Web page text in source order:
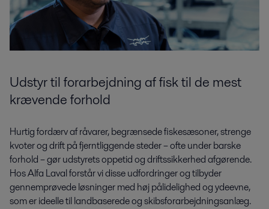
Udstyr til forarbejdning af fisk til de mest
krævende forhold
Hurtig fordærv af råvarer, begrænsede fiskesæsoner, strenge
kvoter og drift på fjerntliggende steder – ofte under barske
forhold – gør udstyrets oppetid og driftssikkerhed afgørende.
Hos Alfa Laval forstår vi disse udfordringer og tilbyder
gennemprøvede løsninger med høj pålidelighed og ydeevne,
som er ideelle til landbaserede og skibsforarbejdningsanlæg.